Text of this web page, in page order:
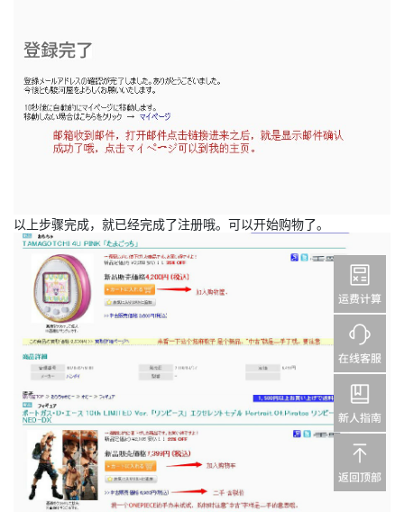
以上步骤完成，就已经完成了注册哦。可以开始购物了。